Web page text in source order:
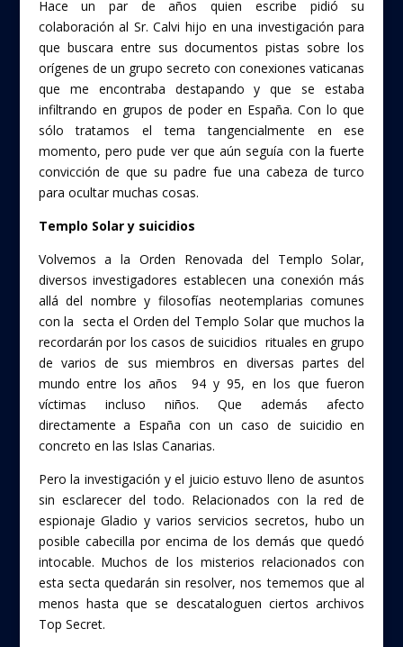
Hace un par de años quien escribe pidió su
colaboración al Sr. Calvi hijo en una investigación para
que buscara entre sus documentos pistas sobre los
orígenes de un grupo secreto con conexiones vaticanas
que me encontraba destapando y que se estaba
infiltrando en grupos de poder en España. Con lo que
sólo tratamos el tema tangencialmente en ese
momento, pero pude ver que aún seguía con la fuerte
convicción de que su padre fue una cabeza de turco
para ocultar muchas cosas.
Templo Solar y suicidios
Volvemos a la Orden Renovada del Templo Solar,
diversos investigadores establecen una conexión más
allá del nombre y filosofías neotemplarias comunes
con la secta el Orden del Templo Solar que muchos la
recordarán por los casos de suicidios rituales en grupo
de varios de sus miembros en diversas partes del
mundo entre los años 94 y 95, en los que fueron
víctimas incluso niños. Que además afecto
directamente a España con un caso de suicidio en
concreto en las Islas Canarias.
Pero la investigación y el juicio estuvo lleno de asuntos
sin esclarecer del todo. Relacionados con la red de
espionaje Gladio y varios servicios secretos, hubo un
posible cabecilla por encima de los demás que quedó
intocable. Muchos de los misterios relacionados con
esta secta quedarán sin resolver, nos tememos que al
menos hasta que se descataloguen ciertos archivos
Top Secret.